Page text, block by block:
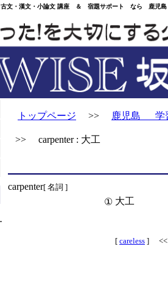
文・漢文・小論文 講座 ＆ 宿題サポート なら 鹿児島
トップページ >> 鹿児島 学
>> carpenter : 大工
carpenter[ 名詞 ]
① 大工
[ careless ]